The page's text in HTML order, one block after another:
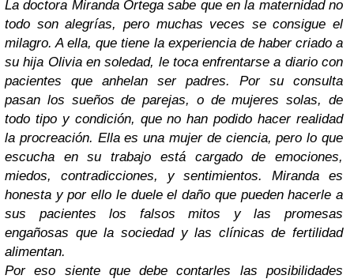
La doctora Miranda Ortega sabe que en la maternidad no
todo son alegrías, pero muchas veces se consigue el
milagro. A ella, que tiene la experiencia de haber criado a
su hija Olivia en soledad, le toca enfrentarse a diario con
pacientes que anhelan ser padres. Por su consulta
pasan los sueños de parejas, o de mujeres solas, de
todo tipo y condición, que no han podido hacer realidad
la procreación. Ella es una mujer de ciencia, pero lo que
escucha en su trabajo está cargado de emociones,
miedos, contradicciones, y sentimientos. Miranda es
honesta y por ello le duele el daño que pueden hacerle a
sus pacientes los falsos mitos y las promesas
engañosas que la sociedad y las clínicas de fertilidad
alimentan.
Por eso siente que debe contarles las posibilidades